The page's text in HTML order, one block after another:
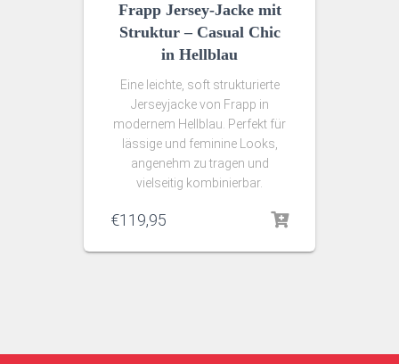
Frapp Jersey-Jacke mit
Struktur – Casual Chic
in Hellblau
Eine leichte, soft strukturierte
Jerseyjacke von Frapp in
modernem Hellblau. Perfekt für
lässige und feminine Looks,
angenehm zu tragen und
vielseitig kombinierbar.
€119,95